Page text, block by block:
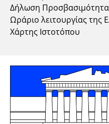
Δήλωση
Ωράριο λειτουργίας
Χάρτης Ιστοτόπου